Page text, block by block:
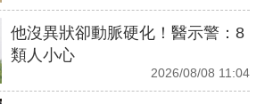
他沒異狀卻動脈硬化！醫示警：8
類人小心
2026/08/08 11:04